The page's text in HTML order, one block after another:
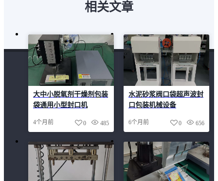
相关文章
大中小脱氧剂干燥剂包装
袋通用小型封口机
4个月前 485
0
水泥砂浆阀口袋超声波封
口包装机械设备
6个月前 656
0